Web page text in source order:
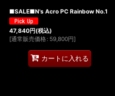
■SALE■N's Acro PC Rainbow No.1
47,840円(税込)
[通常販売価格 : 59,800円]
カートに入れる